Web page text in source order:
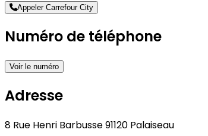
Appeler Carrefour City
Numéro de téléphone
Voir le numéro
Adresse
8 Rue Henri Barbusse 91120 Palaiseau